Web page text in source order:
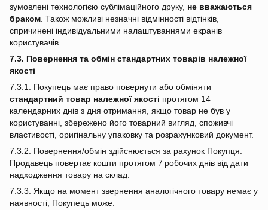
зумовлені технологією сублімаційного друку, не вважаються
браком . Також можливі незначні відмінності відтінків,
спричинені індивідуальними налаштуваннями екранів
користувачів.
7.3. Повернення та обмін стандартних товарів належної
якості
7.3.1. Покупець має право повернути або обміняти
стандартний товар належної якості протягом 14
календарних днів з дня отримання, якщо товар не був у
користуванні, збережено його товарний вигляд, споживчі
властивості, оригінальну упаковку та розрахунковий документ.
7.3.2. Повернення/обмін здійснюється за рахунок Покупця.
Продавець повертає кошти протягом 7 робочих днів від дати
надходження товару на склад.
7.3.3. Якщо на момент звернення аналогічного товару немає у
наявності, Покупець може: